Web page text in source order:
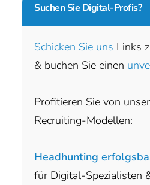
Suchen Sie Digital-Profis?
Schicken Sie uns Links
& buchen Sie einen
Profitieren Sie von
Recruiting-Modellen:
Headhunting
für Digital-Spezialisten